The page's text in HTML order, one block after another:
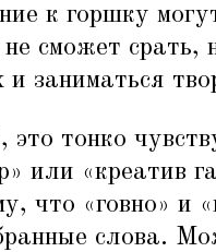
к горшку
не сможет
заниматься
тонко
или «креатив
что «говно» и «
слова.